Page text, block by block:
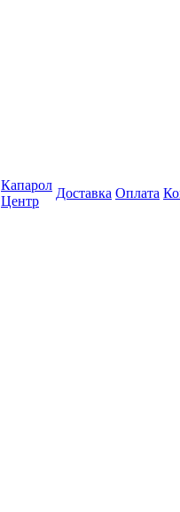
Капарол
Центр
Доставка Оплата